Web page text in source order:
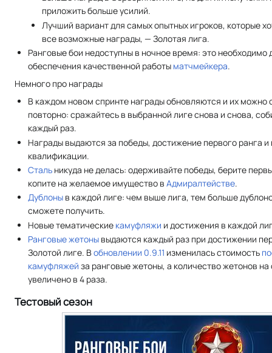
приложить больше усилий.
Лучший вариант для самых опытных игроков, которые
все возможные награды, — Золотая лига.
Ранговые бои недоступны в ночное время: это необходимо
обеспечения качественной работы матчмейкера.
Немного про награды
В каждом новом спринте награды обновляются и их можно
повторно: сражайтесь в выбранной лиге снова и снова,
каждый раз.
Награды выдаются за победы, достижение первого ранга
квалификации.
Сталь никуда не делась: одерживайте победы, берите
копите на желаемое имущество вАдмиралтействе.
Дублоны в каждой лиге: чем выше лига, тем больше
сможете получить.
Новые тематические камуфляжи и достижения в каждой
Ранговые жетоны выдаются каждый раз при достижении
Золотой лиге. Вобновлении 0.9.11 изменилась стоимость
камуфляжей за ранговые жетоны, а количество жетонов на
увеличено в 4 раза.
Тестовый сезон